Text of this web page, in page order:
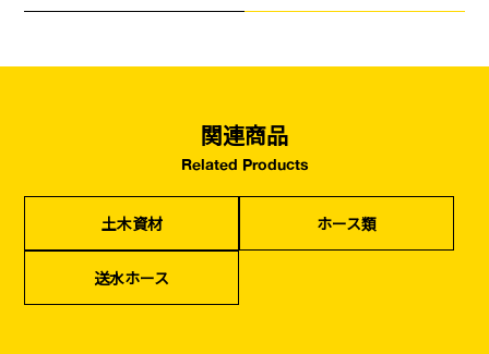
関連商品
Related Products
土木資材 ホース類
送水ホース